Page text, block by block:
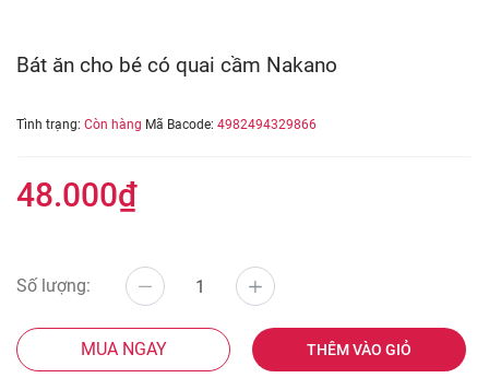
Bát ăn cho bé có quai cầm Nakano
Tình trạng: Còn hàng Mã Bacode: 4982494329866
48.000₫
Số lượng:
MUA NGAY THÊM VÀO GIỎ